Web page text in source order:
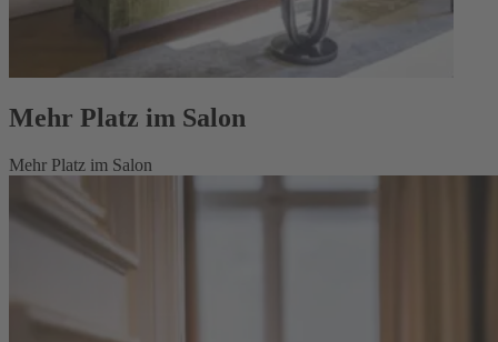
Mehr Platz im Salon
Mehr Platz im Salon